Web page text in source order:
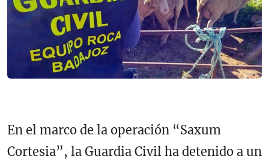
En el marco de la operación “Saxum
Cortesia”, la Guardia Civil ha detenido a un